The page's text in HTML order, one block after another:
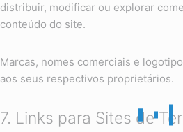
distribuir, modificar ou explorar
conteúdo do site.
Marcas, nomes comerciais e
aos seus respectivos proprietários.
7. Links para Sites de